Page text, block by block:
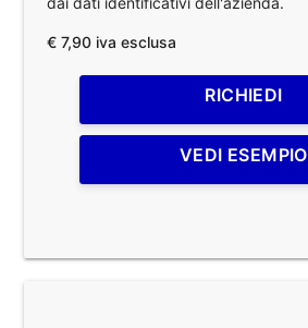
€ 7,90 iva esclusa
RICHIEDI
VEDI ESEMPIO